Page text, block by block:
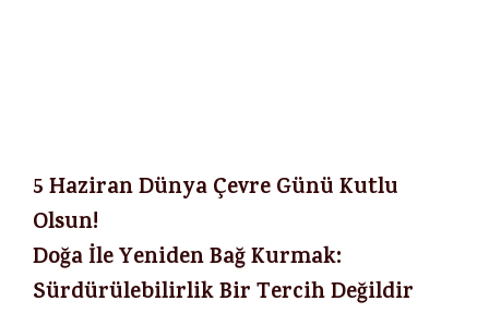
5 Haziran Dünya Çevre Günü Kutlu
Olsun!
Doğa İle Yeniden Bağ Kurmak:
Sürdürülebilirlik Bir Tercih Değildir